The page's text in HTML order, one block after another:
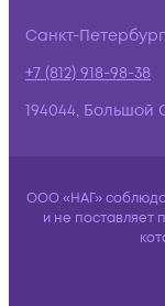
Санкт-Петербург
+7 (812) 918-98-38
194044, Большой
ООО «НАГ»
и не поставляет